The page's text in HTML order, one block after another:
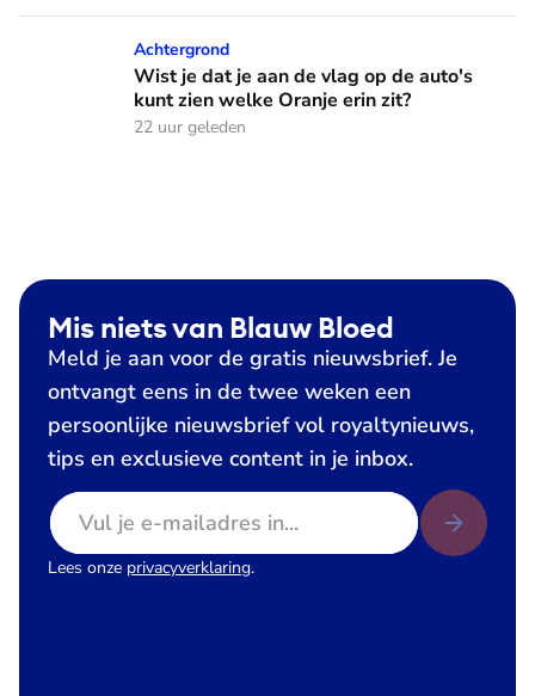
Wist je dat je aan de vlag op de auto's kunt zien welke
Achtergrond
Wist je dat je aan de vlag op de auto's
kunt zien welke Oranje erin zit?
22 uur geleden
Mis niets van Blauw Bloed
Meld je aan voor de gratis nieuwsbrief. Je
ontvangt eens in de twee weken een
persoonlijke nieuwsbrief vol royaltynieuws,
tips en exclusieve content in je inbox.
E-mailadres
Lees onze privacyverklaring.